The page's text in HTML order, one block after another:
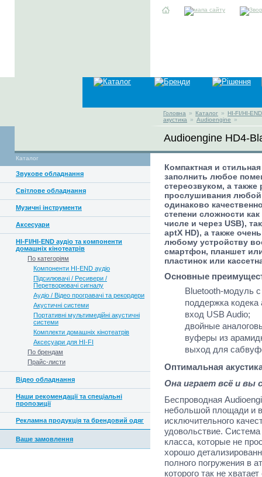
Головна » Каталог »
HI-FI/HI-
акустика
» Audioengine »
Audioengine HD4-
Каталог
Звукове обладнання
Світлове обладнання
Музичні інструменти
Аксесуари
HI-FI/HI-END аудіо та компоненти
домашніх кінотеатрів
По категоріям
Компоненти HI-END аудіо
Підсилювачі / Ресивери /
Перетворювачі сигналу
Аудіо / Відео програвачі та рекордери
Акустичні системи
Портативні мультимедійні акустичні
системи
Комплекти домашніх кінотеатрів
Аксесуари для HI-FI
По брендам
Прайс-листи
Відео обладнання
Наши рекомендації та спеціальні
пропозиції
Рекламна продукція та брендовий одяг
Ваше замовлення
Компактная и
заполнить любое
стереозвуком, а
прослушивания
одинаково
степени сложности
числе и через USB),
aptX HD), а также
любому устройству
смартфон, планшет
пластинок или
Основные
Bluetooth-модуль
поддержка кодека
вход USB Audio;
двойные
вуферы из
выход для
Оптимальная
Она играет всё и вы
Беспроводная
небольшой площади и
исключительного
удовольствие. Система
класса, которые не
хорошо
полного погружения в
которого так не